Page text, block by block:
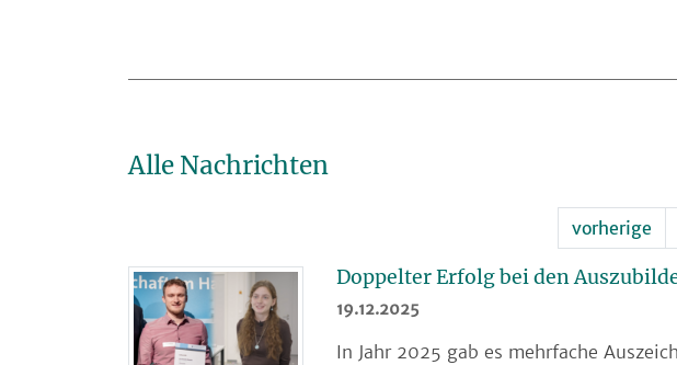
Alle Nachrichten
vorherige
Doppelter Erfolg bei den
19.12.2025
In Jahr 2025 gab es mehrfache